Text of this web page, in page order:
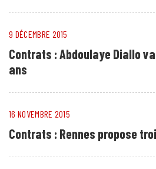
9 DÉCEMBRE 2015
Contrats : Abdoulaye Diallo
ans
16 NOVEMBRE 2015
Contrats : Rennes propose